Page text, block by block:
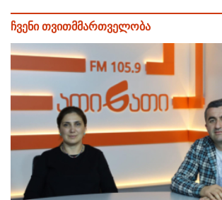
ჩვენი თვითმმართველობა